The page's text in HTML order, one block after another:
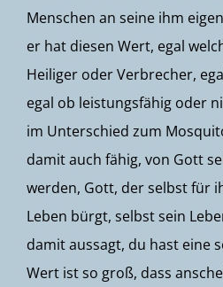
Menschen an seine ihm
er hat diesen Wert, egal
Heiliger oder Verbrecher,
egal ob leistungsfähig oder
im Unterschied zum
damit auch fähig, von Gott
werden, Gott, der selbst für
Leben bürgt, selbst sein
damit aussagt, du hast eine
Wert ist so groß, dass